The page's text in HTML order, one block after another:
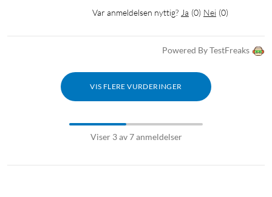
Var anmeldelsen nyttig? Ja (0) Nei (0)
Powered By TestFreaks
VIS FLERE VURDERINGER
Viser 3 av 7 anmeldelser